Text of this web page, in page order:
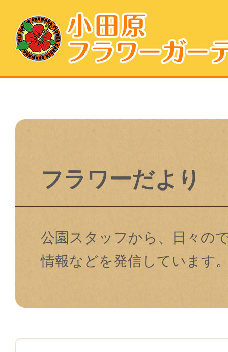
フラワーだより
公園スタッフから、日々の
情報などを発信しています